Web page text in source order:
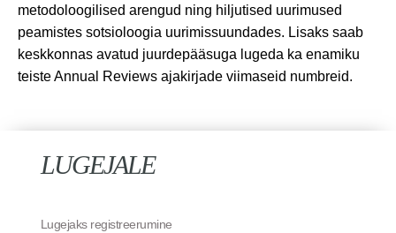
metodoloogilised arengud ning hiljutised uurimused
peamistes sotsioloogia uurimissuundades. Lisaks saab
keskkonnas avatud juurdepääsuga lugeda ka enamiku
teiste Annual Reviews ajakirjade viimaseid numbreid.
LUGEJALE
Lugejaks registreerumine